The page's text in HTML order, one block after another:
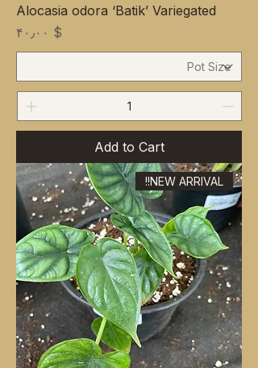
Alocasia odora ‘Batik’ Variegated
Price
$ ۴۰٫۰۰
Add to Cart
NEW ARRIVAL!!